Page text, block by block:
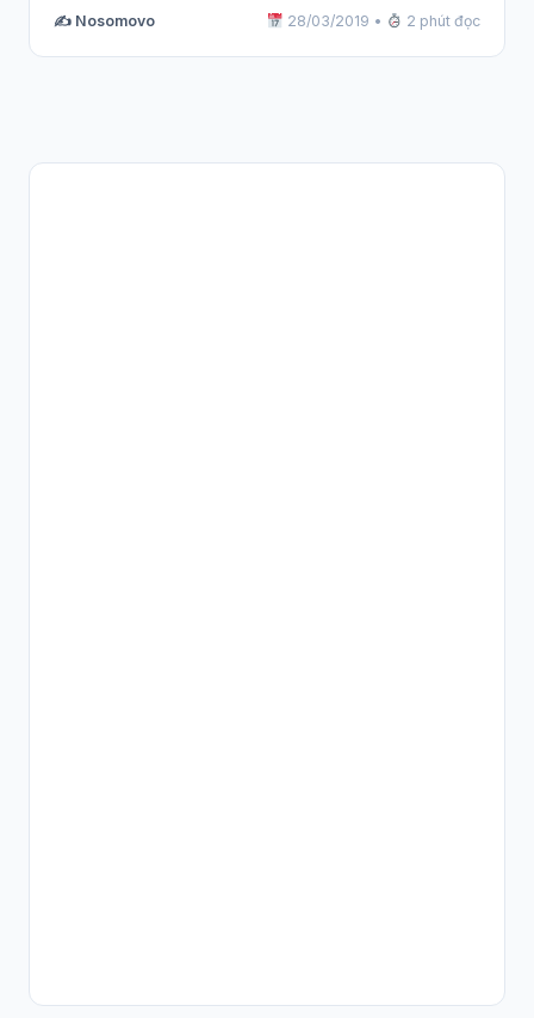
✍️ Nosomovo 28/03/2019 • 2 phút đọc